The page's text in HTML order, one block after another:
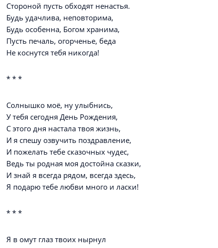
Стороной пусть обходят ненастья.
Будь удачлива, неповторима,
Будь особенна, Богом хранима,
Пусть печаль, огорченье, беда
Не коснутся тебя никогда!
* * *
Солнышко моё, ну улыбнись,
У тебя сегодня День Рождения,
С этого дня настала твоя жизнь,
И я спешу озвучить поздравление,
И пожелать тебе сказочных чудес,
Ведь ты родная моя достойна сказки,
И знай я всегда рядом, всегда здесь,
Я подарю тебе любви много и ласки!
* * *
Я в омут глаз твоих нырнул